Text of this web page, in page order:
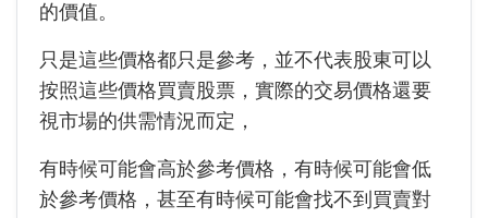
的價值。
只是這些價格都只是參考，並不代表股東可以
按照這些價格買賣股票，實際的交易價格還要
視市場的供需情況而定，
有時候可能會高於參考價格，有時候可能會低
於參考價格，甚至有時候可能會找不到買賣對